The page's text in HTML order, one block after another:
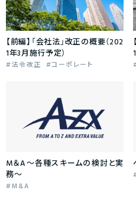
【前編】「会社法」改正の概要（202
1年3月施行予定）
法令改正 コーポレート
M＆A〜各種スキームの検討と実
務〜
M&A